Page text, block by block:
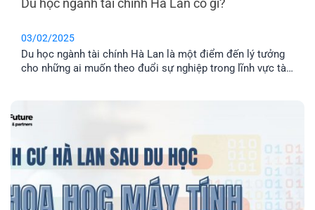
Du học ngành tài chính Hà Lan có gì?
03/02/2025
Du học ngành tài chính Hà Lan là một điểm đến lý tưởng
cho những ai muốn theo đuổi sự nghiệp trong lĩnh vực tài